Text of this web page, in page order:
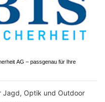
AG – passgenau für Ihre